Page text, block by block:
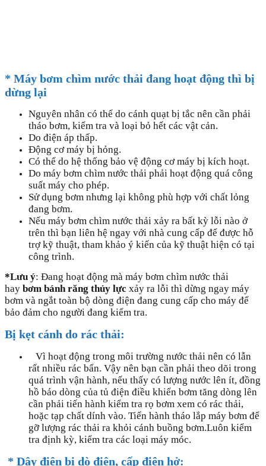
* Máy bơm chìm nước thải đang hoạt động thì bị
dừng lại
Nguyên nhân có thể do cánh quạt bị tắc nên cần phải
tháo bơm, kiểm tra và loại bỏ hết các vật cản.
Do điện áp thấp.
Động cơ máy bị hỏng.
Có thể do hệ thống bảo vệ động cơ máy bị kích hoạt.
Do máy bơm chìm nước thải phải hoạt động quá công
suất máy cho phép.
Sử dụng bơm nhưng lại không phù hợp với chất lỏng
đang bơm.
Nếu máy bơm chìm nước thải xảy ra bất kỳ lỗi nào ở
trên thì bạn liên hệ ngay với nhà cung cấp để được hỗ
trợ kỹ thuật, tham khảo ý kiến của kỹ thuật hiện có tại
công trình.
*Lưu ý: Đang hoạt động mà máy bơm chìm nước thải
hay bơm bánh răng thủy lực xảy ra lỗi thì dừng ngay máy
bơm và ngắt toàn bộ dòng điện đang cung cấp cho máy để
bảo đảm cho người đang kiểm tra.
Bị kẹt cánh do rác thải:
Vì hoạt động trong môi trường nước thải nên có lẫn
rất nhiều rác bẩn. Vậy nên bạn cần phải theo dõi trong
quá trình vận hành, nếu thấy có lượng nước lên ít, đồng
hồ báo dòng của tủ điện điều khiển bơm tăng dòng lên
cần phải tiến hành kiểm tra rọ bơm xem có rác thải,
hoặc tạp chất dính vào. Tiến hành tháo lắp máy bơm để
gỡ lượng rác thải ra khỏi cánh buồng bơm.Luôn kiểm
tra định kỳ, kiểm tra các loại máy móc.
* Dây điện bị dò điện, cấp điện hở: